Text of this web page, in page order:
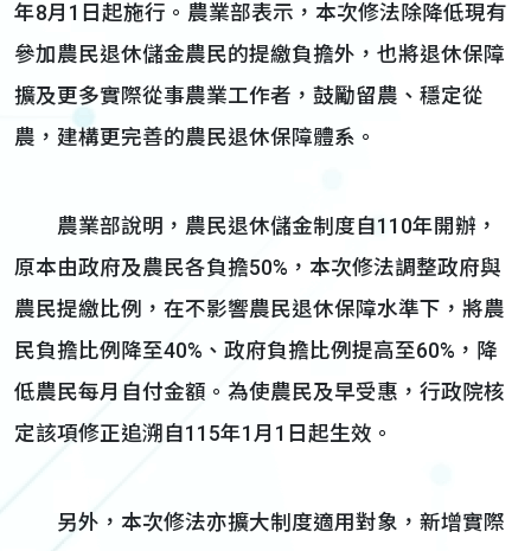
年8月1日起施行。農業部表示，本次修法除降低現有
參加農民退休儲金農民的提繳負擔外，也將退休保障
擴及更多實際從事農業工作者，鼓勵留農、穩定從
農，建構更完善的農民退休保障體系。
農業部說明，農民退休儲金制度自110年開辦，
原本由政府及農民各負擔50%，本次修法調整政府與
農民提繳比例，在不影響農民退休保障水準下，將農
民負擔比例降至40%、政府負擔比例提高至60%，降
低農民每月自付金額。為使農民及早受惠，行政院核
定該項修正追溯自115年1月1日起生效。
另外，本次修法亦擴大制度適用對象，新增實際